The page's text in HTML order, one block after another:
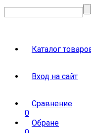
Каталог
Вход на сайт
Сравнение
0
Обране